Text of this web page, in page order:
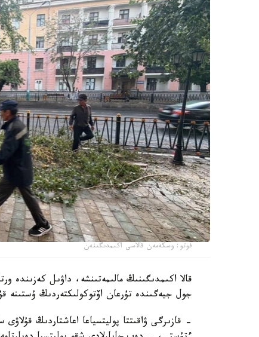
فوتو: وسكەمەن قالاسى اكىمدىگىنەن
جول جيەگىندە تۇرعان اۆتوكولىكتەردىڭ ۇستىنە